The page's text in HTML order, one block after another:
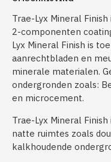
Trae-Lyx Mineral
2-componenten
Lyx Mineral Finish is
aanrechtbladen en
minerale materialen.
ondergronden zoals:
en microcement.
Trae-Lyx Mineral
natte ruimtes zoals
kalkhoudende